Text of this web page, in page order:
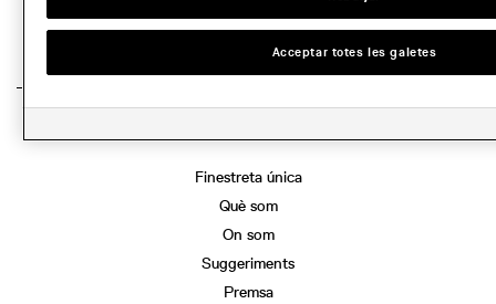
Finestreta única
Què som
On som
Suggeriments
Premsa
Acceptar totes les galetes